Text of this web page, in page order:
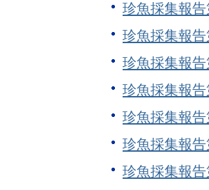
珍魚採集報
珍魚採集報
珍魚採集報
珍魚採集報
珍魚採集報
珍魚採集報
珍魚採集報